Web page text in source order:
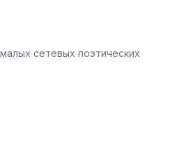
сетевых поэтических